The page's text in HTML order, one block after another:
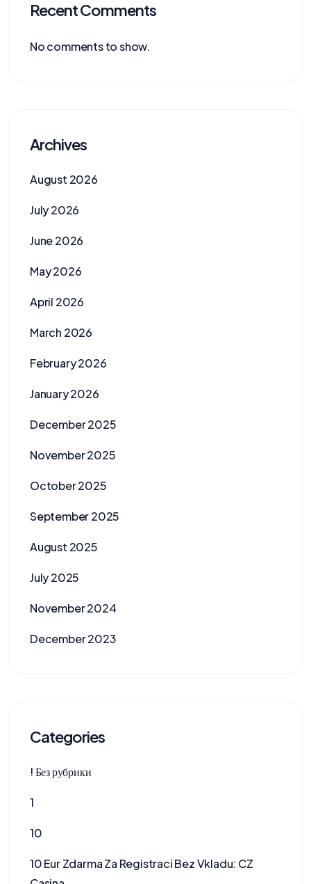
Recent Comments
No comments to show.
Archives
August 2026
July 2026
June 2026
May 2026
April 2026
March 2026
February 2026
January 2026
December 2025
November 2025
October 2025
September 2025
August 2025
July 2025
November 2024
December 2023
Categories
! Без рубрики
1
10
10 Eur Zdarma Za Registraci Bez Vkladu: CZ